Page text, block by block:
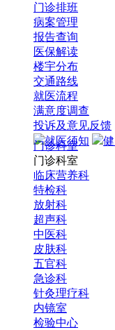
门诊排班
病案管理
报告查询
医保解读
楼宇分布
交通路线
就医流程
满意度调查
投诉及意见反馈
就医须知
门诊科室
门诊科室
临床营养科
特检科
放射科
超声科
中医科
皮肤科
五官科
急诊科
针灸理疗科
内镜室
检验中心